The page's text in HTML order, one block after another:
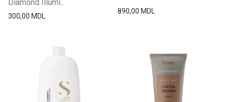
Schwarzkopf
Selective
Diamond Illumi...
300,00 MDL
890,00 MDL